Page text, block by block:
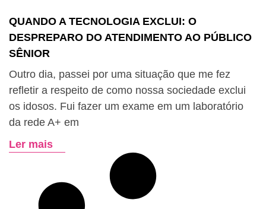
QUANDO A TECNOLOGIA EXCLUI: O
DESPREPARO DO ATENDIMENTO AO PÚBLICO
SÊNIOR
Outro dia, passei por uma situação que me fez
refletir a respeito de como nossa sociedade exclui
os idosos. Fui fazer um exame em um laboratório
da rede A+ em
Ler mais